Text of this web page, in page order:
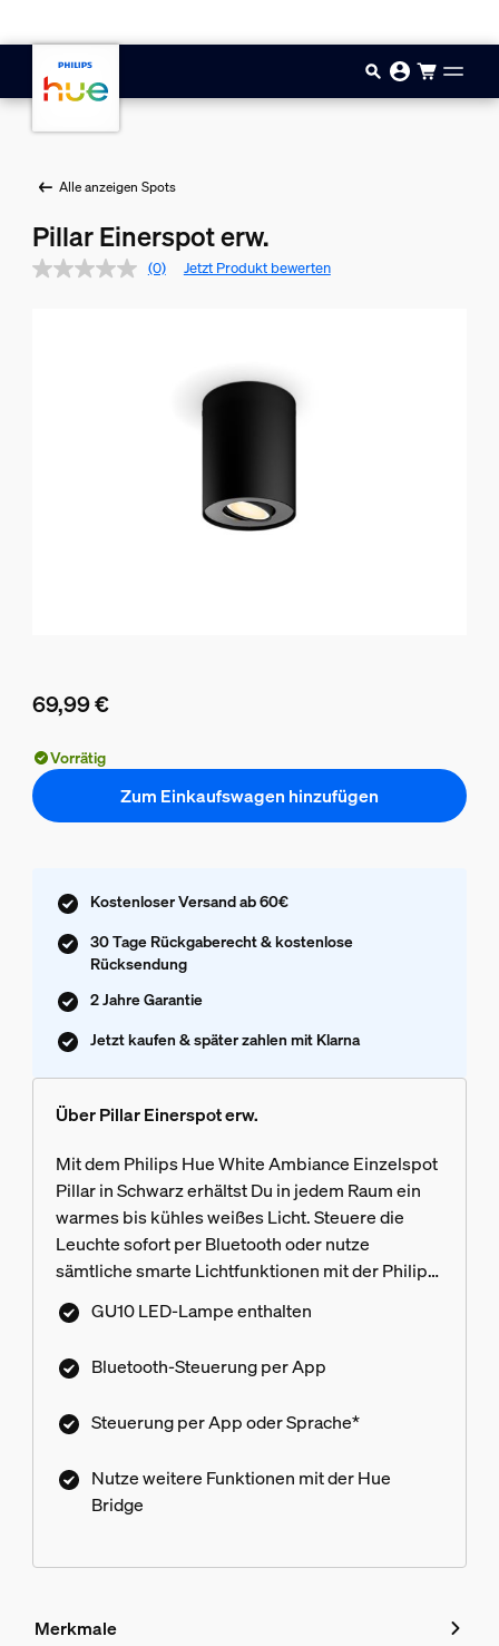
Alle anzeigen Spots
Pillar Einerspot erw.
(0) Jetzt Produkt bewerten
69,99 €
Vorrätig
Zum Einkaufswagen hinzufügen
Kostenloser Versand ab 60€
30 Tage Rückgaberecht & kostenlose
Rücksendung
2 Jahre Garantie
Jetzt kaufen & später zahlen mit Klarna
Über Pillar Einerspot erw.
Mit dem Philips Hue White Ambiance Einzelspot
Pillar in Schwarz erhältst Du in jedem Raum ein
warmes bis kühles weißes Licht. Steuere die
Leuchte sofort per Bluetooth oder nutze
sämtliche smarte Lichtfunktionen mit der Philips
Hue Bridge.
GU10 LED-Lampe enthalten
Bluetooth-Steuerung per App
Steuerung per App oder Sprache*
Nutze weitere Funktionen mit der Hue
Bridge
Merkmale